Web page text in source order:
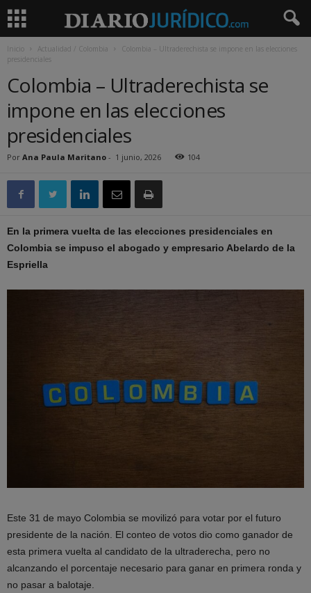
Inicio Actualidad / Colombia
Colombia – Ultraderechista se impone en las elecciones
presidenciales
Colombia – Ultraderechista se
impone en las elecciones
presidenciales
Por Ana Paula Maritano - 1 junio, 2026 104
En la primera vuelta de las elecciones presidenciales en
Colombia se impuso el abogado y empresario Abelardo de la
Espriella
Este 31 de mayo Colombia se movilizó para votar por el futuro
presidente de la nación. El conteo de votos dio como ganador de
esta primera vuelta al candidato de la ultraderecha, pero no
alcanzando el porcentaje necesario para ganar en primera ronda y
no pasar a balotaje.